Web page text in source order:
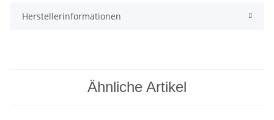
Herstellerinformationen
Ähnliche Artikel